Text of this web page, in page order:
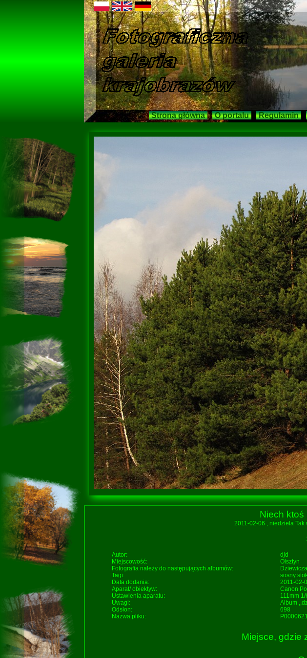
Strona główna O portalu Regulamin
Niech ktoś
2011-02-06 , niedziela
Autor:
djd
Miejscowość:
Olsztyn
Fotografia należy do następujących albumów:
Tagi:
sosny
Data dodania:
2011-02-
Aparat/ obiektyw:
Canon
Ustawienia aparatu:
111mm
Uwagi:
Album
Odsłon:
698
Nazwa pliku:
Miejsce, gdzie